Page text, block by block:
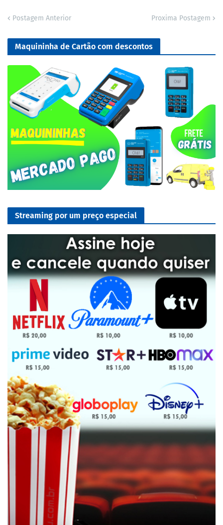
Postagem Anterior Proxima Postagem
Maquininha de Cartão com descontos
Streaming por um preço especial